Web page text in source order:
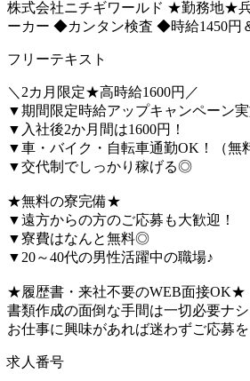
株式会社ニチギワールド ★勤務地★
ーカー ◆カンタン検査 ◆時給1450
フリーテキスト
＼2カ月限定★高時給1600円／
▼期間限定時給アップキャンペーン実
▼入社後2か月間は1600円！
▼車・バイク・自転車通勤OK！（無
▼交代制でしっかり稼げる◎
★無料の寮完備★
▼遠方からの方のご応募も大歓迎！
▼寮費はなんと無料◎
▼20～40代の男性活躍中の職場♪
★履歴書・来社不要のWEB面接OK★
書類作成の面倒な手間は一切必要ナシ
お仕事に興味があれば迷わずご応募を
求人番号